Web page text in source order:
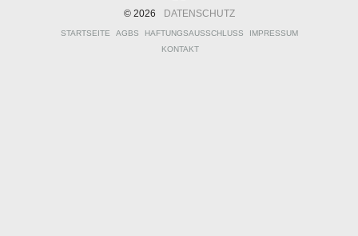
© 2026 DATENSCHUTZ
STARTSEITE AGBS HAFTUNGSAUSSCHLUSS
IMPRESSUM
KONTAKT